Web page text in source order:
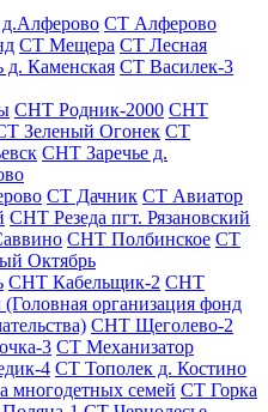
СТ Алферово
СТ Мещера СТ Лесная
Каменская СТ Василек-3
СНТ Родник-2000 СНТ
Зеленый Огонек СТ
СНТ Заречье д.
СТ Дачник СТ Авиатор
СНТ Резеда пгт. Рязановский
СНТ Полбинское СТ
Октябрь
СНТ Кабельщик-2 СНТ
организация фонд
СНТ Щеголево-2
3 СТ Механизатор
4 СТ Тополек д. Костино
многодетных семей СТ Горка